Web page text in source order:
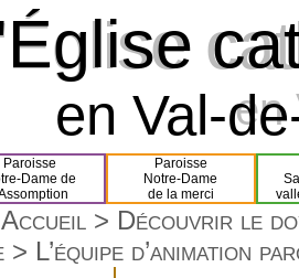
en
en Val-
Paroisse
Dame de
Paroisse
Notre-Dame
de la merci
Accueil > Découvrir le
> L’équipe d’animation